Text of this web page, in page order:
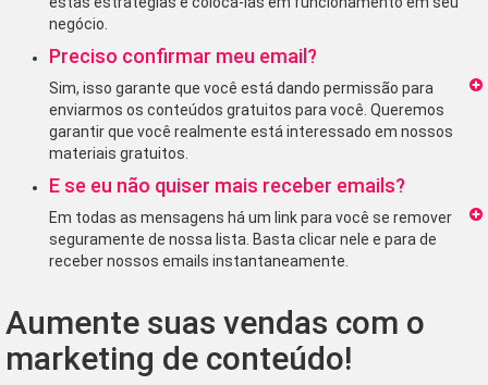
negócio.
Preciso confirmar meu email?
Sim, isso garante que você está dando permissão para
enviarmos os conteúdos gratuitos para você. Queremos
garantir que você realmente está interessado em nossos
materiais gratuitos.
E se eu não quiser mais receber emails?
Em todas as mensagens há um link para você se remover
seguramente de nossa lista. Basta clicar nele e para de
receber nossos emails instantaneamente.
Aumente suas vendas com o
marketing de conteúdo!